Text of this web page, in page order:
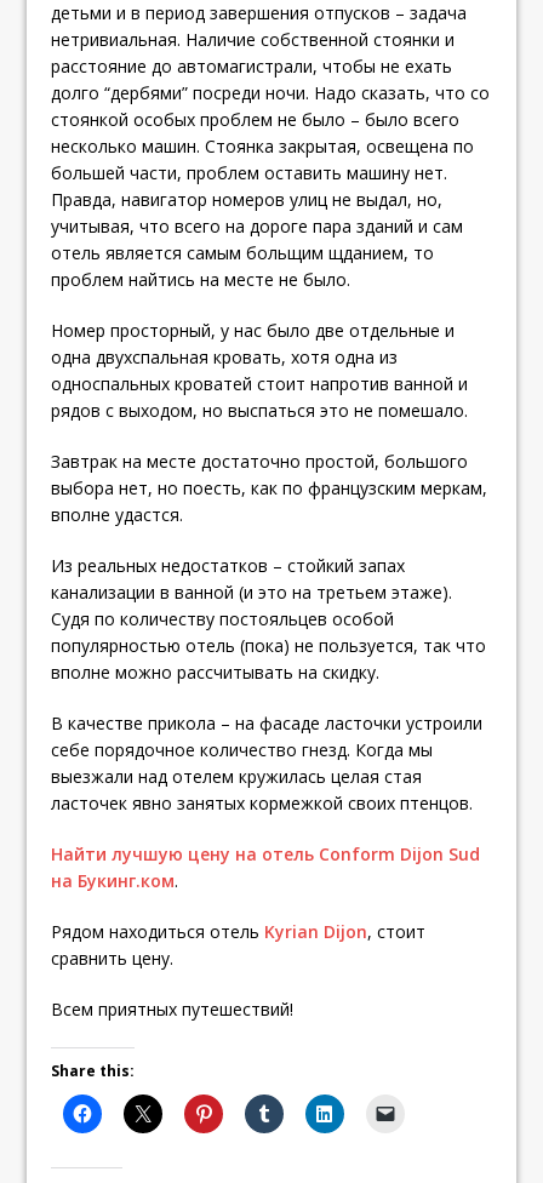
детьми и в период завершения отпусков – задача
нетривиальная. Наличие собственной стоянки и
расстояние до автомагистрали, чтобы не ехать
долго “дербями” посреди ночи. Надо сказать, что со
стоянкой особых проблем не было – было всего
несколько машин. Стоянка закрытая, освещена по
большей части, проблем оставить машину нет.
Правда, навигатор номеров улиц не выдал, но,
учитывая, что всего на дороге пара зданий и сам
отель является самым больщим щданием, то
проблем найтись на месте не было.
Номер просторный, у нас было две отдельные и
одна двухспальная кровать, хотя одна из
односпальных кроватей стоит напротив ванной и
рядов с выходом, но выспаться это не помешало.
Завтрак на месте достаточно простой, большого
выбора нет, но поесть, как по французским меркам,
вполне удастся.
Из реальных недостатков – стойкий запах
канализации в ванной (и это на третьем этаже).
Судя по количеству постояльцев особой
популярностью отель (пока) не пользуется, так что
вполне можно рассчитывать на скидку.
В качестве прикола – на фасаде ласточки устроили
себе порядочное количество гнезд. Когда мы
выезжали над отелем кружилась целая стая
ласточек явно занятых кормежкой своих птенцов.
Найти лучшую цену на отель Conform Dijon Sud
на Букинг.ком.
Рядом находиться отель Kyrian Dijon, стоит
сравнить цену.
Всем приятных путешествий!
Share this: